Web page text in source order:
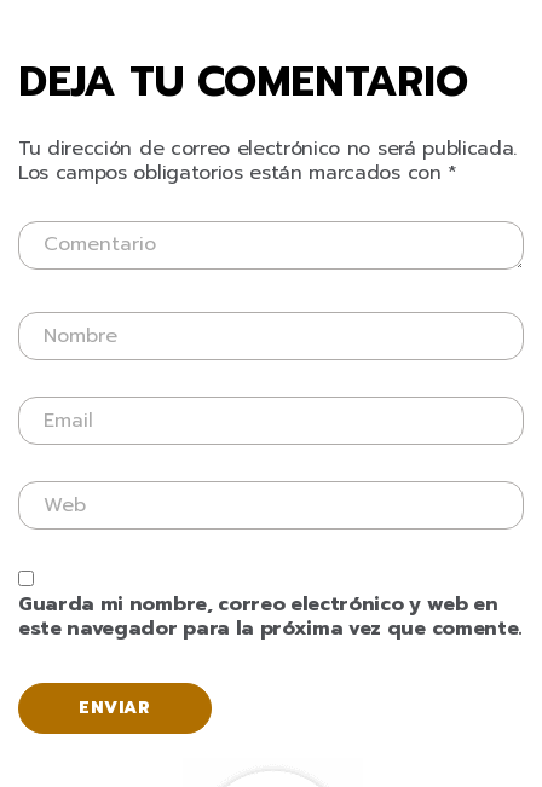
DEJA TU COMENTARIO
Tu dirección de correo electrónico no será publicada.
Los campos obligatorios están marcados con *
Guarda mi nombre, correo electrónico y web en
este navegador para la próxima vez que comente.